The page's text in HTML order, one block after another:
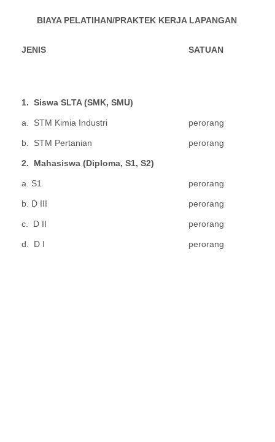
BIAYA PELATIHAN/PRAKTEK KERJA LAPANGAN
JENIS SATUAN
1. Siswa SLTA (SMK, SMU)
a. STM Kimia Industri
b. STM Pertanian
2. Mahasiswa (Diploma, S1, S2)
a. S1
b. D III
c. D II
d. D I
perorang
perorang
perorang
perorang
perorang
perorang